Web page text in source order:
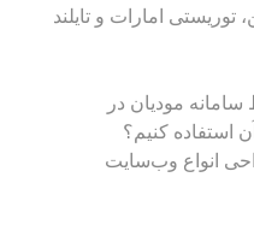
توریستی امارات و تایلند
مودیان در
استفاده کنیم؟
انواع وب‌سایت